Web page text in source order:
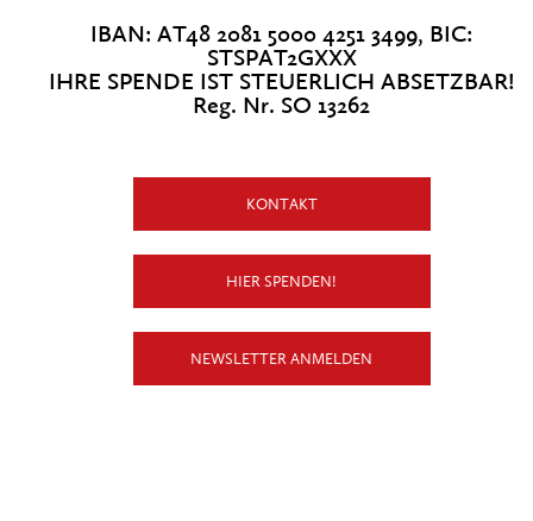
IBAN: AT48 2081 5000 4251 3499, BIC:
STSPAT2GXXX
IHRE SPENDE IST STEUERLICH ABSETZBAR!
Reg. Nr. SO 13262
KONTAKT
HIER SPENDEN!
NEWSLETTER ANMELDEN